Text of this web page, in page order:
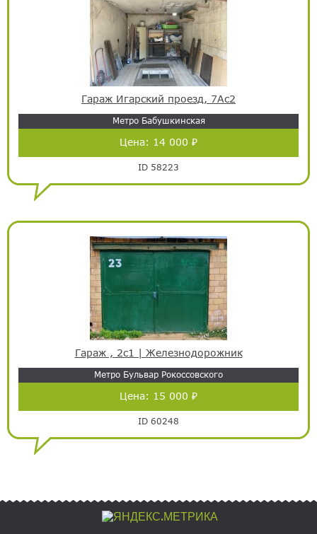
Гараж Игарский проезд, 7Ас2
Метро Бабушкинская
Цена: 14 000 ₽
ID 58223
Гараж , 2с1 | Железнодорожник
Метро Бульвар Рокоссовского
Цена: 15 000 ₽
ID 60248